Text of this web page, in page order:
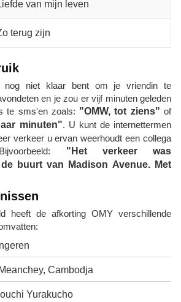
van mijn leven
terug zijn
niet klaar bent om je vriendin te
en je zou er vijf minuten geleden
te sms'en zoals: "OMW, tot ziens" of
minuten". U kunt de internettermen
verkeer u ervan weerhoudt een collega
"Het verkeer was
buurt van Madison Avenue. Met
heeft de afkorting OMY verschillende
Cambodja
Yurakucho